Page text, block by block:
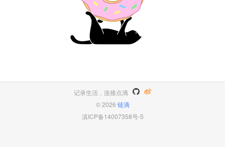
记录生活，连接点滴
© 2026 链滴
滇ICP备14007358号-5